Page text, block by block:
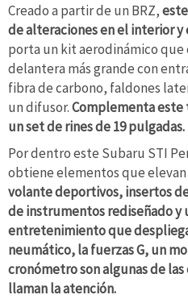
Creado a partir de un BRZ,
de alteraciones en el interior
porta un kit aerodinámico que
delantera más grande con
fibra de carbono, faldones
un difusor.Complementa este
un set de rines de 19 pulgadas.
Por dentro este Subaru STI
obtiene elementos que
volante deportivos, insertos
de instrumentos rediseñado y
entretenimiento que
neumático, la fuerzas G, un
cronómetro son algunas de
llaman la atención.